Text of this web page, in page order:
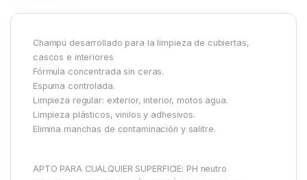
Champú desarrollado para la limpieza de cubiertas,
cascos e interiores
Fórmula concentrada sin ceras.
Espuma controlada.
Limpieza regular: exterior, interior, motos agua.
Limpieza plásticos, vinilos y adhesivos.
Elimina manchas de contaminación y salitre.
APTO PARA CUALQUIER SUPERFICIE: PH neutro